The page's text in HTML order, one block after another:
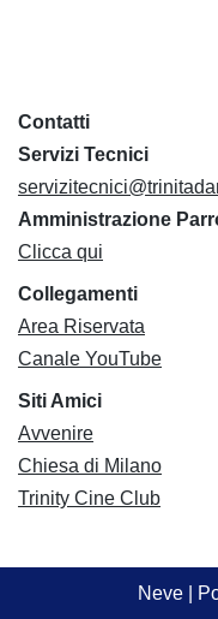
Contatti
Servizi Tecnici
Amministrazione
Clicca qui
Collegamenti
Area Riservata
Canale YouTube
Siti Amici
Avvenire
Chiesa di Milano
Trinity Cine Club
Neve |